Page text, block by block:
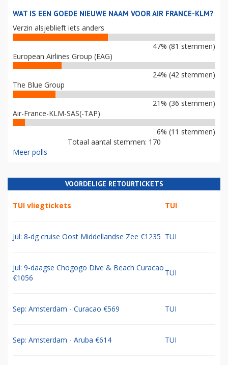
WAT IS EEN GOEDE NIEUWE NAAM VOOR AIR FRANCE-KLM?
Verzin alsjeblieft iets anders
47% (81 stemmen)
European Airlines Group (EAG)
24% (42 stemmen)
The Blue Group
21% (36 stemmen)
Air-France-KLM-SAS(-TAP)
6% (11 stemmen)
Totaal aantal stemmen: 170
Meer polls
VOORDELIGE RETOURTICKETS
TUI vliegtickets TUI
Jul: 8-dg cruise Oost Middellandse Zee €1235 TUI
Jul: 9-daagse Chogogo Dive & Beach Curacao
€1056
TUI
Sep: Amsterdam - Curacao €569 TUI
Sep: Amsterdam - Aruba €614 TUI